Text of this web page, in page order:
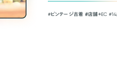
#ビンテージ古着 ＃店舗＋EC